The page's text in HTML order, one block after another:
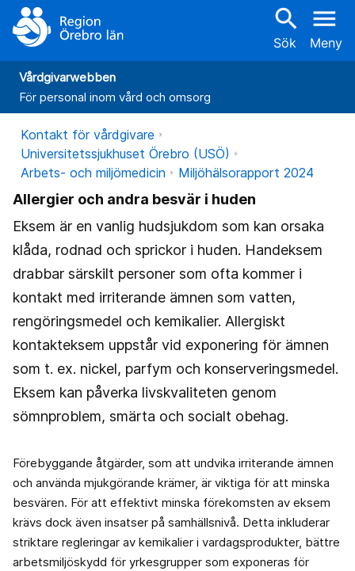
search
Sök
menu
Meny
Vårdgivarwebben
För personal inom vård och omsorg
Kontakt för vårdgivare
Universitetssjukhuset Örebro (USÖ)
Arbets- och miljömedicin
Miljöhälsorapport 2024
Allergier och andra besvär i huden
Eksem är en vanlig hudsjukdom som kan orsaka
klåda, rodnad och sprickor i huden. Handeksem
drabbar särskilt personer som ofta kommer i
kontakt med irriterande ämnen som vatten,
rengöringsmedel och kemikalier. Allergiskt
kontakteksem uppstår vid exponering för ämnen
som t. ex. nickel, parfym och konserveringsmedel.
Eksem kan påverka livskvaliteten genom
sömnproblem, smärta och socialt obehag.
Förebyggande åtgärder, som att undvika irriterande ämnen
och använda mjukgörande krämer, är viktiga för att minska
besvären. För att effektivt minska förekomsten av eksem
krävs dock även insatser på samhällsnivå. Detta inkluderar
striktare regleringar av kemikalier i vardagsprodukter, bättre
arbetsmiljöskydd för yrkesgrupper som exponeras för